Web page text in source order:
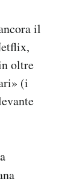
il
oltre
(i